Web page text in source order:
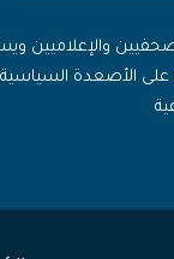
والإعلاميين
الأصعدة السياسية